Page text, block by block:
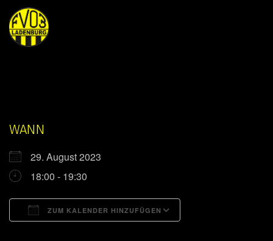
WANN
29. August 2023
18:00 - 19:30
ZUM KALENDER HINZUFÜGEN